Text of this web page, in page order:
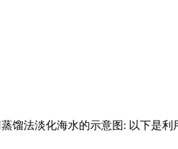
馏法淡化海水的示意图: 以下是